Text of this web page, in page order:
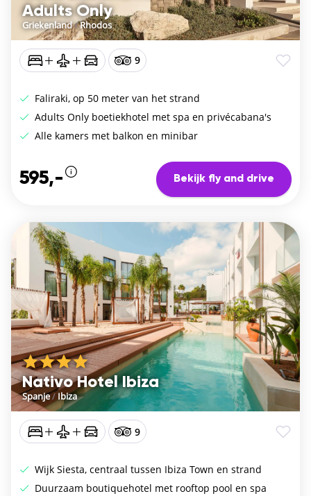
Adults Only
Griekenland/Rhodos
9
Faliraki, op 50 meter van het strand
Adults Only boetiekhotel met spa en privécabana's
Alle kamers met balkon en minibar
595,- Bekijk fly and drive
Nativo Hotel Ibiza
Spanje/ Ibiza
9
Wijk Siesta, centraal tussen Ibiza Town en strand
Duurzaam boutiquehotel met rooftop pool en spa